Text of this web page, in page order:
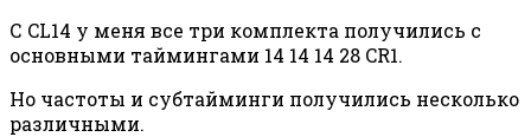
С CL14 у меня все три комплекта получились с
основными таймингами 14 14 14 28 CR1.
Но частоты и субтайминги получились несколько
различными.